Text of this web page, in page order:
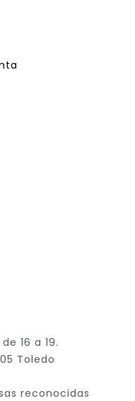
16 a 19.
Toledo
reconocidas